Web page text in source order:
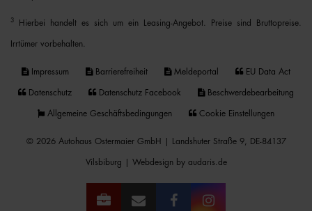
3 Hierbei handelt es sich um ein Leasing-Angebot. Preise sind Bruttopreise.
Irrtümer vorbehalten.
Impressum Barrierefreiheit Meldeportal EU Data Act
Datenschutz Datenschutz Facebook Beschwerdebearbeitung
Allgemeine Geschäftsbedingungen Cookie Einstellungen
© 2026 Autohaus Ostermaier GmbH | Landshuter Straße 9, DE-84137
Vilsbiburg | Webdesign by audaris.de